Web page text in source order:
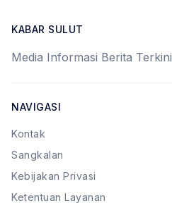
KABAR SULUT
Media Informasi Berita Terkini
NAVIGASI
Kontak
Sangkalan
Kebijakan Privasi
Ketentuan Layanan